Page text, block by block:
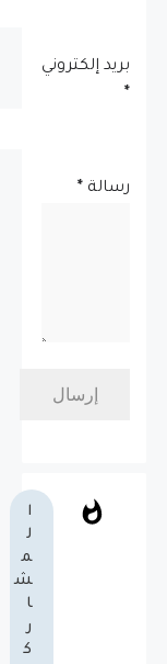
بريد إلكتروني
*
رسالة *
ا
ل
م
ش
ا
ر
ك